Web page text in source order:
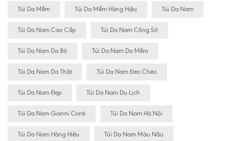
Túi Da Mềm Túi Da Mềm Hàng Hiệu Túi Da Nam
Túi Da Nam Cao Cấp Túi Da Nam Công Sở
Túi Da Nam Da Bò Túi Da Nam Da Mềm
Túi Da Nam Da Thật Túi Da Nam Đeo Chéo
Túi Da Nam Đẹp Túi Da Nam Du Lịch
Túi Da Nam Gianni Conti Túi Da Nam Hà Nội
Túi Da Nam Hàng Hiệu Túi Da Nam Màu Nâu